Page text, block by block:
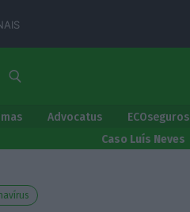
Advocatus ECOseguros
Caso Luís Neves